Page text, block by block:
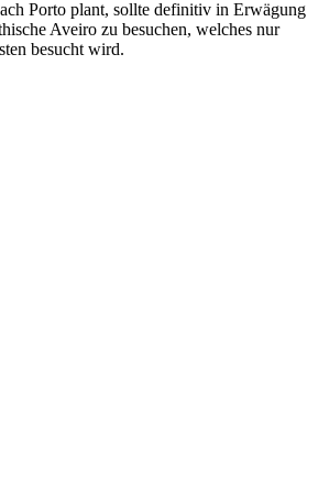
Porto plant, sollte definitiv in Erwägung
Aveiro zu besuchen, welches nur
besucht wird.